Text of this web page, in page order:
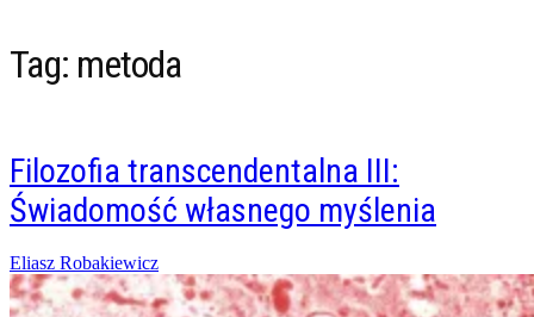
Tag: metoda
Filozofia transcendentalna III:
Świadomość własnego myślenia
Posted
on
18/04/201507/02/2016
Eliasz Robakiewicz